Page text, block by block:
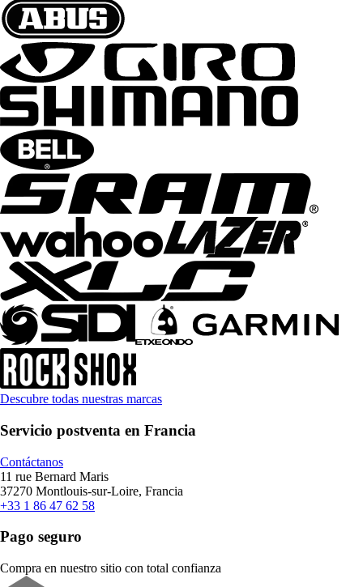
Descubre todas nuestras marcas
Servicio postventa en Francia
Contáctanos
11 rue Bernard Maris
37270 Montlouis-sur-Loire, Francia
+33 1 86 47 62 58
Pago seguro
Compra en nuestro sitio con total confianza